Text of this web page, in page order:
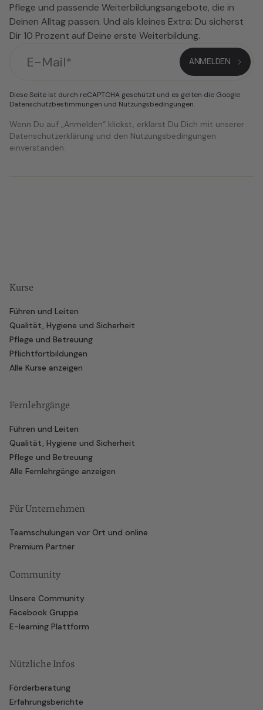
Pflege und passende Weiterbildungsangebote, die in
Deinen Alltag passen. Und als kleines Extra: Du sicherst
Dir 10 Prozent auf Deine erste Weiterbildung.
Diese Seite ist durch reCAPTCHA geschützt und es gelten die Google
Datenschutzbestimmungen und Nutzungsbedingungen.
Wenn Du auf „Anmelden“ klickst, erklärst Du Dich mit unserer
Datenschutzerklärung und den Nutzungsbedingungen
einverstanden.
Kurse
Führen und Leiten
Qualität, Hygiene und Sicherheit
Pflege und Betreuung
Pflichtfortbildungen
Alle Kurse anzeigen
Fernlehrgänge
Führen und Leiten
Qualität, Hygiene und Sicherheit
Pflege und Betreuung
Alle Fernlehrgänge anzeigen
Für Unternehmen
Teamschulungen vor Ort und online
Premium Partner
Community
Unsere Community
Facebook Gruppe
E-learning Plattform
Nützliche Infos
Förderberatung
Erfahrungsberichte